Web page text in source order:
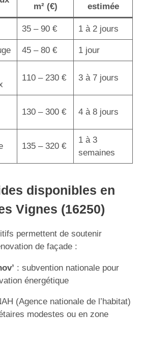
m² (€)
estimée
35 – 90 € 1 à 2 jours
45 – 80 € 1 jour
110 – 230 € 3 à 7 jours
130 – 300 € 4 à 8 jours
135 – 320 €
1 à 3
semaines
disponibles en
Vignes (16250)
permettent de soutenir
de façade :
: subvention nationale pour
énergétique
(Agence nationale de l’habitat)
modestes ou en zone